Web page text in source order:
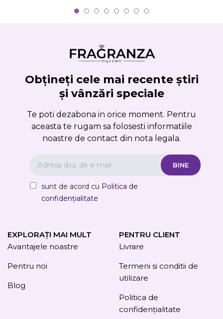
Obțineți cele mai recente știri
și vânzări speciale
Te poti dezabona in orice moment. Pentru
aceasta te rugam sa folosesti informatiile
noastre de contact din nota legala.
sunt de acord cu Politica de
confidențialitate
EXPLORAȚI MAI MULT
Avantajele noastre
Pentru noi
Blog
PENTRU CLIENT
Livrare
Termeni si conditii de
utilizare
Politica de
confidențialitate